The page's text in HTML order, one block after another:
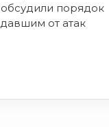
порядок
от атак